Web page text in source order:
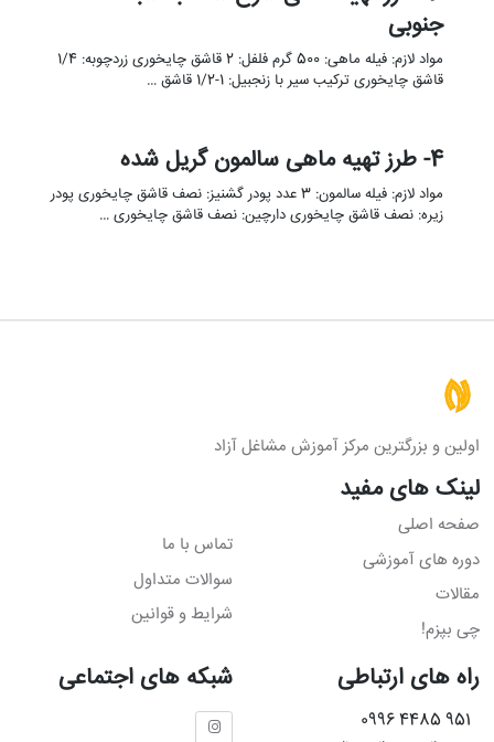
جنوبی
مواد لازم: فیله ماهی: 500 گرم فلفل: 2 قاشق چایخوری زردچوبه: 1/4
قاشق چایخوری ترکیب سیر با زنجبیل: 1-1/2 قاشق …
4- طرز تهیه ماهی سالمون گریل شده
مواد لازم: فیله سالمون: 3 عدد پودر گشنیز: نصف قاشق چایخوری پودر
زیره: نصف قاشق چایخوری دارچین: نصف قاشق چایخوری …
اولین و بزرگترین مرکز آموزش مشاغل آزاد
لینک های مفید
صفحه اصلی
دوره های آموزشی
مقالات
چی بپزم!
تماس با ما
سوالات متداول
شرایط و قوانین
راه های ارتباطی
951 4485 0996
شبکه های اجتماعی